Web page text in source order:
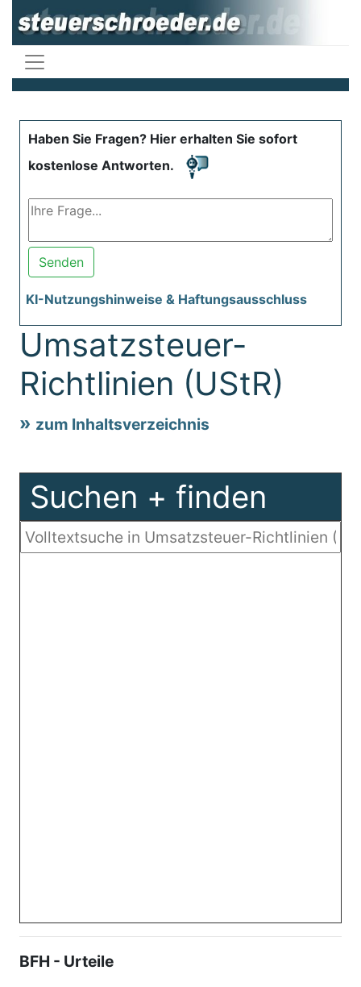
Haben Sie Fragen? Hier erhalten Sie sofort
kostenlose Antworten.
Senden
KI-Nutzungshinweise & Haftungsausschluss
Umsatzsteuer-
Richtlinien (UStR)
zum Inhaltsverzeichnis
Suchen + finden
BFH - Urteile